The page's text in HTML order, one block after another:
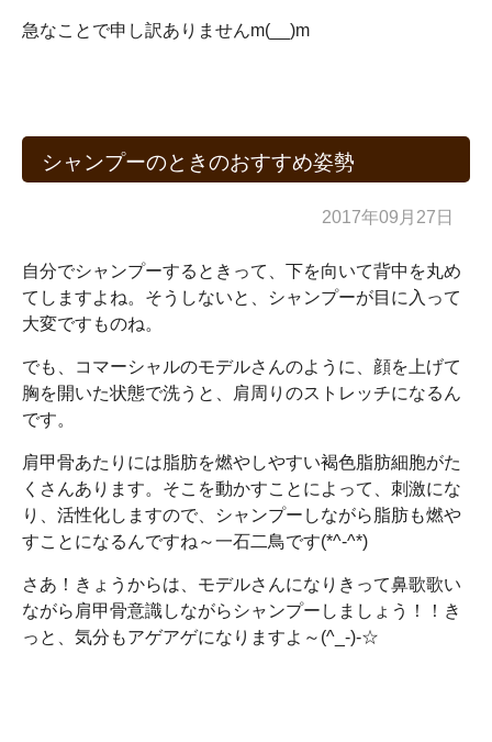
急なことで申し訳ありませんm(__)m
シャンプーのときのおすすめ姿勢
2017年09月27日
自分でシャンプーするときって、下を向いて背中を丸め
てしますよね。そうしないと、シャンプーが目に入って
大変ですものね。
でも、コマーシャルのモデルさんのように、顔を上げて
胸を開いた状態で洗うと、肩周りのストレッチになるん
です。
肩甲骨あたりには脂肪を燃やしやすい褐色脂肪細胞がた
くさんあります。そこを動かすことによって、刺激にな
り、活性化しますので、シャンプーしながら脂肪も燃や
すことになるんですね～一石二鳥です(*^-^*)
さあ！きょうからは、モデルさんになりきって鼻歌歌い
ながら肩甲骨意識しながらシャンプーしましょう！！き
っと、気分もアゲアゲになりますよ～(^_-)-☆